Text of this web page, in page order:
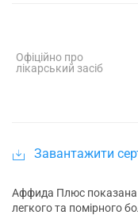
Офіційно про
лікарський засіб
Завантажити
Аффида Плюс показана
легкого та помірного